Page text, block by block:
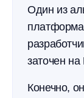
Один из
платформа
заточен на
Конечно,